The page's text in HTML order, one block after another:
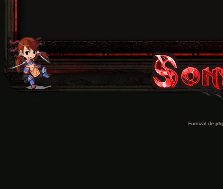
Furnizat de